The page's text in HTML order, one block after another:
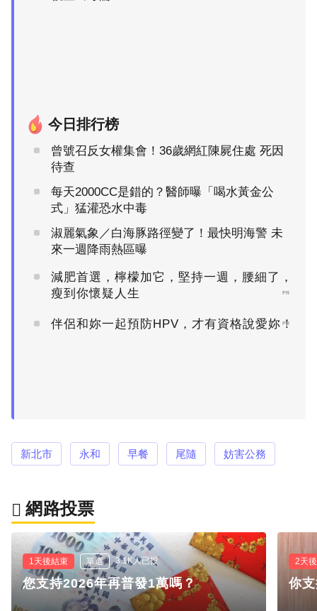
今日排行榜
曾號召反女權集會！36歲網紅陳屍住處 死因
待查
每天2000CC是錯的？醫師曝「喝水黃金公
式」猛灌恐水中毒
淑麗氣象／白海豚路徑變了！最快明海警 未
來一週降雨熱區曝
減肥首選，檸檬加它，堅持一週，腰細了，
瘦到你懷疑人生
PR
伴侶和妳一起預防HPV，才有資格說愛妳！
PR
新北市 永和 早餐 尾隨 妨害公務
網路投票
1天後結束 單選 3.1K人已投
您支持2026年再普發1萬嗎？
2天
你